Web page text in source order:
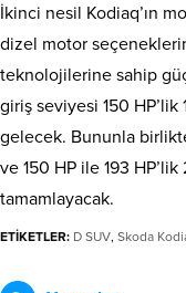
İkinci nesil Kodiaq’ın
dizel motor
teknolojilerine sahip
giriş seviyesi 150
gelecek. Bununla
ve 150 HP ile 193
tamamlayacak.
ETİKETLER: D SUV, Skoda